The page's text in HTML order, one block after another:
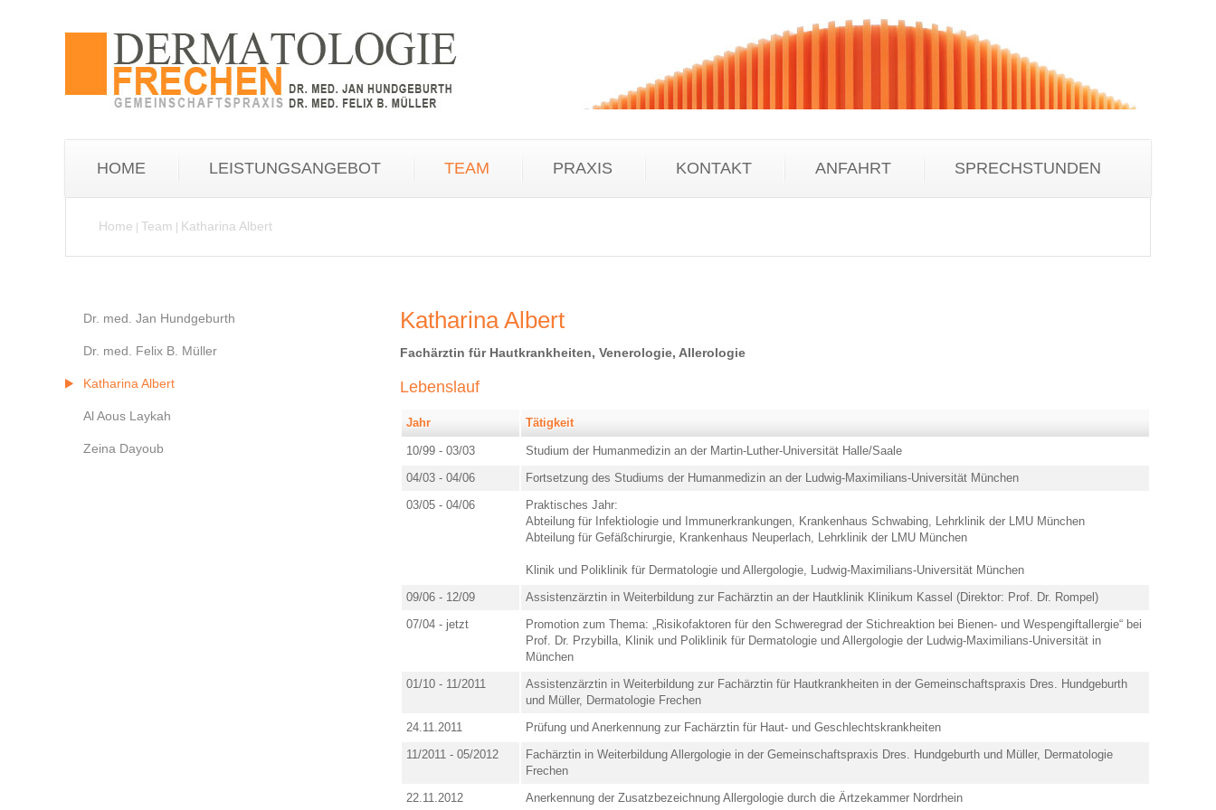
HOME LEISTUNGSANGEBOT TEAM PRAXIS KONTAKT ANFAHRT SPRECHSTUNDEN
Home Team Katharina Albert
Dr. med. Jan Hundgeburth
Dr. med. Felix B. Müller
Katharina Albert
Al Aous Laykah
Zeina Dayoub
Katharina Albert
Fachärztin für Hautkrankheiten, Venerologie, Allerologie
Lebenslauf
Jahr Tätigkeit
10/99 - 03/03
Studium der Humanmedizin an der Martin-Luther-Universität Halle/Saale
04/03 - 04/06
Fortsetzung des Studiums der Humanmedizin an der Ludwig-Maximilians-Universität München
03/05 - 04/06
Praktisches Jahr:
Abteilung für Infektiologie und Immunerkrankungen, Krankenhaus Schwabing, Lehrklinik der LMU München
Abteilung für Gefäßchirurgie, Krankenhaus Neuperlach, Lehrklinik der LMU München
Klinik und Poliklinik für Dermatologie und Allergologie, Ludwig-Maximilians-Universität München
09/06 - 12/09
Assistenzärztin in Weiterbildung zur Fachärztin an der Hautklinik Klinikum Kassel (Direktor: Prof. Dr. Rompel)
07/04 - jetzt
Promotion zum Thema: „Risikofaktoren für den Schweregrad der Stichreaktion bei Bienen- und Wespengiftallergie“ bei
Prof. Dr. Przybilla, Klinik und Poliklinik für Dermatologie und Allergologie der Ludwig-Maximilians-Universität in
München
01/10 - 11/2011
Assistenzärztin in Weiterbildung zur Fachärztin für Hautkrankheiten in der Gemeinschaftspraxis Dres. Hundgeburth
und Müller, Dermatologie Frechen
24.11.2011
Prüfung und Anerkennung zur Fachärztin für Haut- und Geschlechtskrankheiten
11/2011 - 05/2012
Fachärztin in Weiterbildung Allergologie in der Gemeinschaftspraxis Dres. Hundgeburth und Müller, Dermatologie
Frechen
22.11.2012
Anerkennung der Zusatzbezeichnung Allergologie durch die Ärtzekammer Nordrhein